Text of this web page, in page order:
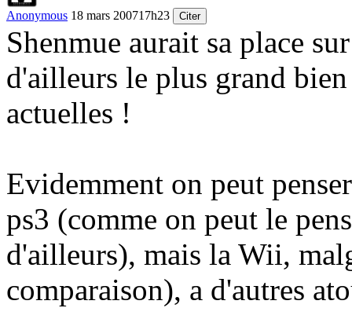
Anonymous 18 mars 200717h23 Citer
Shenmue aurait sa place
d'ailleurs le plus grand
actuelles !
Evidemment on peut
ps3 (comme on peut le
d'ailleurs), mais la Wii,
comparaison), a d'autres